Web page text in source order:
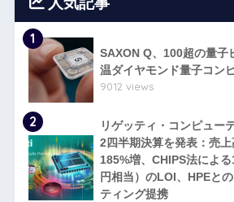
1
SAXON Q、100超の量子
温ダイヤモンド量子コン
9012 views
2
リゲッティ・コンピュー
2四半期決算を発表：売
185%増、CHIPS法によ
円相当）のLOI、HPEと
ティング提携